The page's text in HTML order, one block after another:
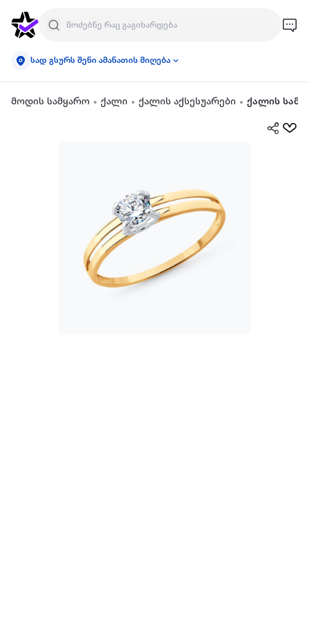
სად გსურს შენი ამანათის მიღება
მოდის სამყარო ქალი ქალის აქსესუარები ქალის